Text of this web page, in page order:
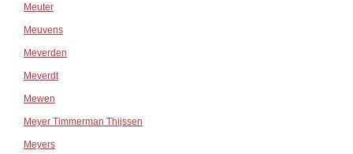
Meuter
Meuvens
Meverden
Meverdt
Mewen
Meyer Timmerman Thijssen
Meyers